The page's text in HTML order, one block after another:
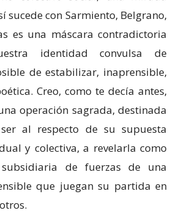
sucede con Sarmiento, Belgrano,
es una máscara contradictoria
identidad convulsa de
de estabilizar, inaprensible,
Creo, como te decía antes,
operación sagrada, destinada
al respecto de su supuesta
y colectiva, a revelarla como
de fuerzas de una
que juegan su partida en